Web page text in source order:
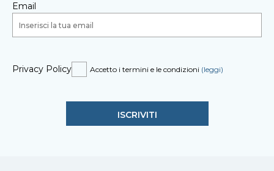
Email
Privacy Policy Accetto i termini e le condizioni (leggi)